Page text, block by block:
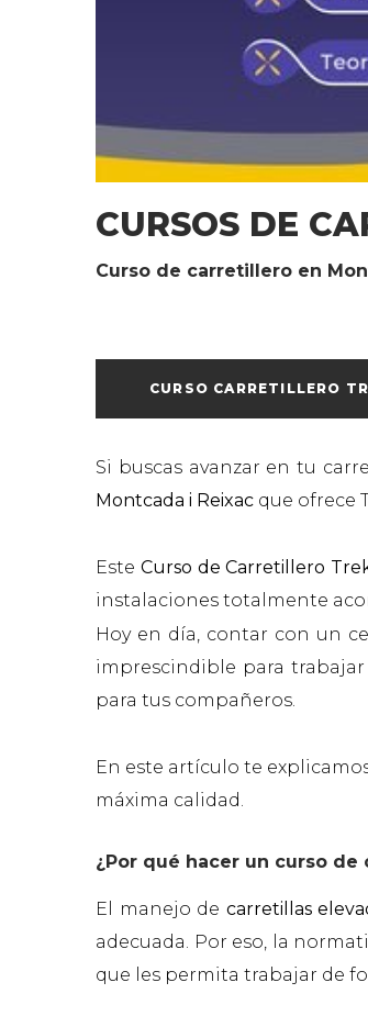
CURSOS DE
Curso de carretillero en
CURSO CARRETILLERO
Si buscas avanzar en tu
Montcada i Reixac que ofrece
Este Curso de Carretillero
instalaciones totalmente
Hoy en día, contar con un
imprescindible para
para tus compañeros.
En este artículo te
máxima calidad.
¿Por qué hacer un curso de
El manejo de carretillas
adecuada. Por eso, la
que les permita trabajar de